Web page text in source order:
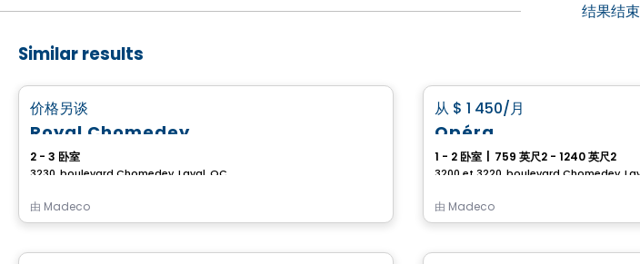
结果结束
Similar results
价格另谈
Royal Chomedey
2 - 3 卧室
3230, boulevard Chomedey, Laval, QC
由 Madeco
从 $ 1 450/月
Opéra
1 - 2 卧室 759 英尺2 - 1240 英尺2
由 Madeco
公寓